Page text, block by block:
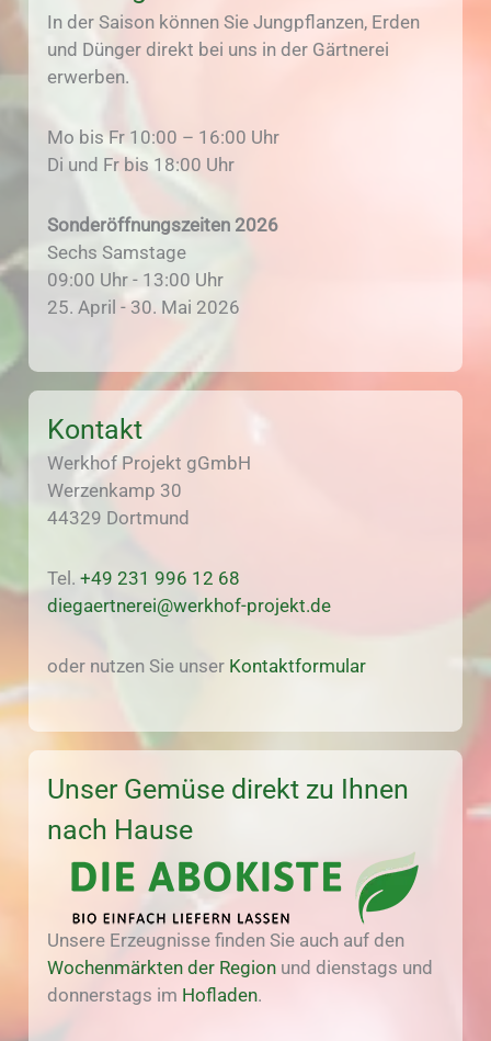
In der Saison können Sie Jungpflanzen, Erden
und Dünger direkt bei uns in der Gärtnerei
erwerben.
Mo bis Fr 10:00 – 16:00 Uhr
Di und Fr bis 18:00 Uhr
Sonderöffnungszeiten 2026
Sechs Samstage
09:00 Uhr - 13:00 Uhr
25. April - 30. Mai 2026
Kontakt
Werkhof Projekt gGmbH
Werzenkamp 30
44329 Dortmund
Tel.+49 231 996 12 68
diegaertnerei@werkhof-projekt.de
oder nutzen Sie unser Kontaktformular
Unser Gemüse direkt zu Ihnen
nach Hause
Unsere Erzeugnisse finden Sie auch auf den
Wochenmärkten der Region und dienstags und
donnerstags im Hofladen.